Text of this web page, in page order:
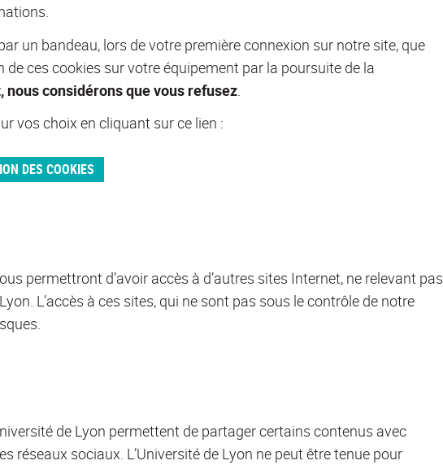
un bandeau, lors de votre première connexion sur notre site, que
ces cookies sur votre équipement par la poursuite de la
nous considérons que vous refusez.
vos choix en cliquant sur ce lien :
DES COOKIES
permettront d’avoir accès à d’autres sites Internet, ne relevant pas
L’accès à ces sites, qui ne sont pas sous le contrôle de notre
de Lyon permettent de partager certains contenus avec
réseaux sociaux. L’Université de Lyon ne peut être tenue pour